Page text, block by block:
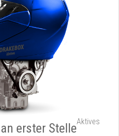
erster StelleAktives